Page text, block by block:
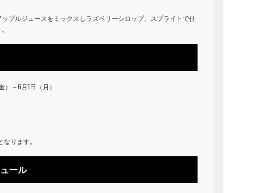
プルジュースをミックスしラズベリーシロップ、スプライトで仕
～6月1日（月）
ります。
ール